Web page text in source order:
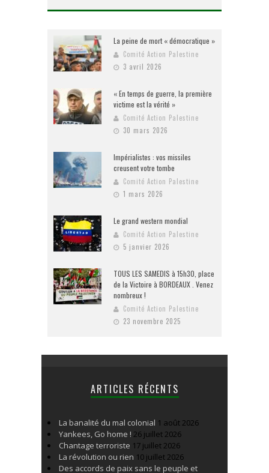
La peine de mort « démocratique »
Comité Action Palestine
3 avril 2026
« En temps de guerre, la première
victime est la vérité »
Comité Action Palestine
30 mars 2026
Impérialistes : vos missiles
creusent votre tombe
Comité Action Palestine
1 mars 2026
Le grand western mondial
Comité Action Palestine
5 janvier 2026
TOUS LES SAMEDIS à 15h30, place
de la Victoire à BORDEAUX . Venez
nombreux !
Comité Action Palestine
23 novembre 2025
ARTICLES RÉCENTS
La banalité du mal colonial 1 août 2026
Yankees, Go home ! 26 juillet 2026
Chantage terroriste 17 juillet 2026
La révolution ou rien 10 juillet 2026
Des accords de paix sans le peuple et